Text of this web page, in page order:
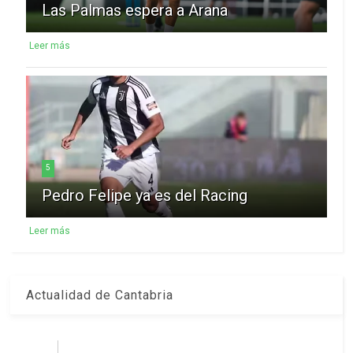
Las Palmas espera a Arana
Leer más
5
Pedro Felipe ya es del Racing
Leer más
Actualidad de Cantabria